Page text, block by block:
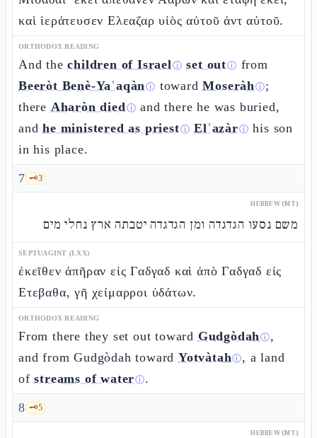
καὶ ἱεράτευσεν Ελεαζαρ υἱὸς αὐτοῦ ἀντ αὐτοῦ.
ORTHODOX READING
And thechildren of Israelⓘ set outⓘ from
Beeròt Benè-Yaʿaqànⓘ towardMoseràhⓘ;
there Aharòn diedⓘ and there he was buried,
andhe ministered as priestⓘ Elʿazàrⓘ his son
in his place.
7 🗝️3
HEBREW (MT)
משם נסעו הגדגדה ומן הגדגדה יטבתה ארץ נחלי מים
SEPTUAGINT (LXX)
ἐκεῖθεν ἀπῆραν εἰς Γαδγαδ καὶ ἀπὸ Γαδγαδ εἰς
Ετεβαθα, γῆ χείμαρροι ὑδάτων.
ORTHODOX READING
From there they set out toward Gudgòdahⓘ,
and from Gudgòdah towardYotvàtahⓘ, a land
ofstreams of waterⓘ.
8 🗝️5
HEBREW (MT)